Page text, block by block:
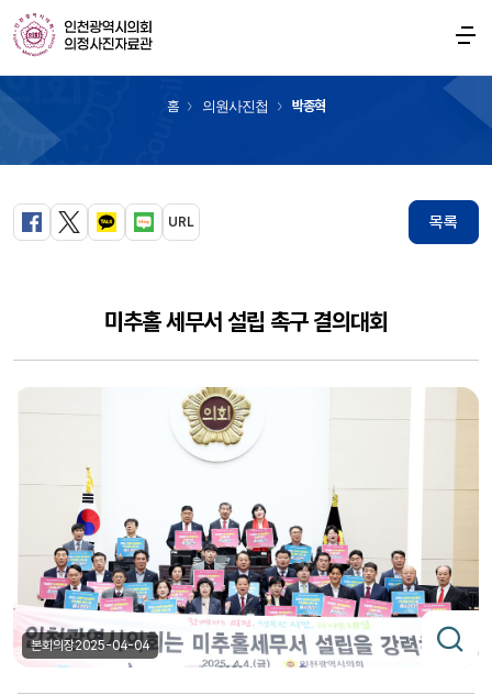
홈 의원사진첩 박종혁
페이스북
트위터카카오톡블로그
URL 목록
미추홀 세무서 설립 촉구 결의대회
본회의장2025-04-04